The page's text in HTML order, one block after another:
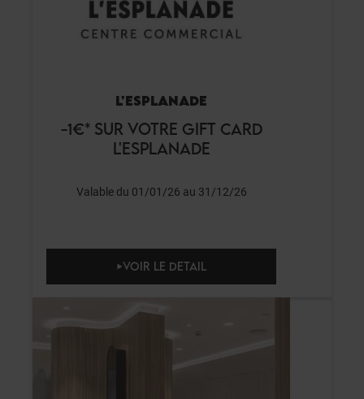
L'ESPLANADE
-1€* SUR VOTRE GIFT CARD
L'ESPLANADE
Valable du 01/01/26 au 31/12/26
VOIR LE DETAIL